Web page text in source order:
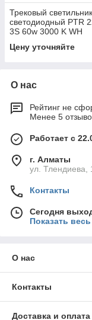
Трековый светильник
светодиодный PTR
3S 60w 3000 K WH
Цену уточняйте
О нас
Рейтинг не
Менее 5
Работает с
г. Алматы
ул. Тлендиева,
Контакты
Сегодня
Показать
О нас
Контакты
Доставка и оплата